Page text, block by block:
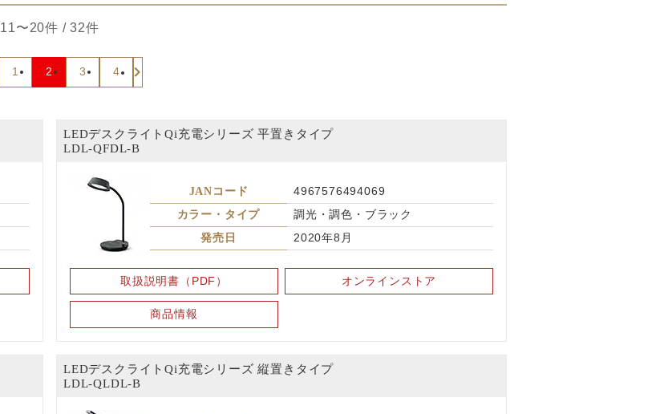
11〜20件 / 32件
1 2 3 4
LEDデスクライトQi充電シリーズ 平置きタイプ
LDL-QFDL-B
JANコード
4967576494069
カラー・タイプ
調光・調色・ブラック
発売日
2020年8月
取扱説明書（PDF） オンラインストア
商品情報
LEDデスクライトQi充電シリーズ 縦置きタイプ
LDL-QLDL-B